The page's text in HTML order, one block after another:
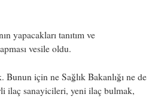
yapacakları tanıtım ve
vesile oldu.
için ne Sağlık Bakanlığı ne de
ilaç sanayicileri, yeni ilaç bulmak,